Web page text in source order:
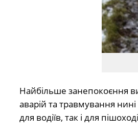
Найбільше занепокоєння
аварій та травмування
для водіїв, так і для